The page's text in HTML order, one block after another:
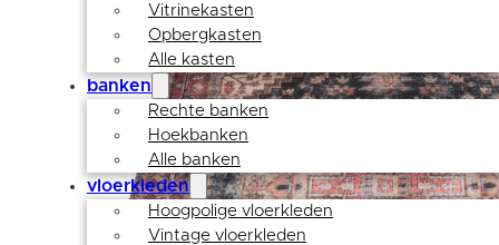
Vitrinekasten
Opbergkasten
Alle kasten
banken
Rechte banken
Hoekbanken
Alle banken
vloerkleden
Hoogpolige vloerkleden
Vintage vloerkleden